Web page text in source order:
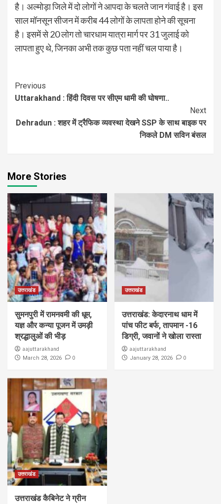
है। अल्मोड़ा जिले में दो लोगों ने आपदा के चलते जान गंवाई है। इस
साल मॉनसून सीजन में करीब 44 लोगों के लापता होने की सूचना
है। इसमें से 20 लोग तो चारधाम यात्रा मार्ग पर 31 जुलाई को
लापता हुए थे, जिनका अभी तक कुछ पता नहीं चल पाया है।
Continue
Reading
Previous
Uttarakhand : हिंदी दिवस पर सीएम धामी की घोषणा..
Next
Dehradun : शहर में ट्रैफिक व्यवस्था देखने SSP के साथ बाइक पर
निकले DM सविन बंसल
More Stories
उत्तराखंड
सुमनपुरी में रामनवमी की धूम,
यज्ञ और कन्या पूजन में उमड़ी
श्रद्धालुओं की भीड़
aajuttarakhand
March 28, 2026 0
उत्तराखंड
उत्तराखंड: केदारनाथ धाम में
पांच फीट बर्फ, तापमान -16
डिग्री, जवानों ने खोला रास्ता
aajuttarakhand
January 28, 2026 0
उत्तराखंड
उत्तराखंड कैबिनेट ने ग्रीन